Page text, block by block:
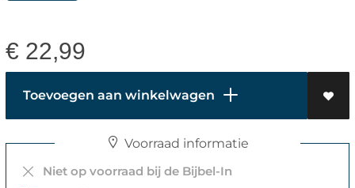
€ 22,99
Toevoegen aan winkelwagen
Voorraad informatie
Niet op voorraad bij de Bijbel-In